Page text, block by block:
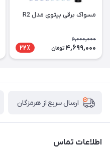
مسواک برقی بیتوی مدل R2
6,000,000
4,699,000 تومان 22٪
ارسال سریع از هرمزگان
اطلاعات تماس